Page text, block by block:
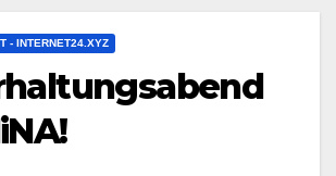
- INTERNET24.XYZ